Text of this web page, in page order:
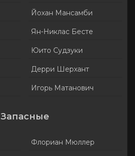
Йохан Мансамби
Ян-Никлас Бесте
Юито Судзуки
Дерри Шерхант
Игорь Матанович
Запасные
Флориан Мюллер